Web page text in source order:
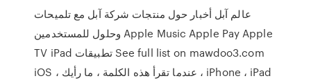
عالم آبل أخبار حول منتجات شركة آبل مع تلميحات
وحلول للمستخدمين Apple Music Apple Pay Apple
TV iPad تطبيقات See full list on mawdoo3.com
iOS ، عندما تقرأ هذه الكلمة ، ما رأيك ، iPhone ، iPad